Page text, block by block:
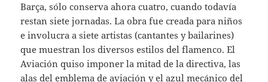
Barça, sólo conserva ahora cuatro, cuando todavía
restan siete jornadas. La obra fue creada para niños
e involucra a siete artistas (cantantes y bailarines)
que muestran los diversos estilos del flamenco. El
Aviación quiso imponer la mitad de la directiva, las
alas del emblema de aviación y el azul mecánico del